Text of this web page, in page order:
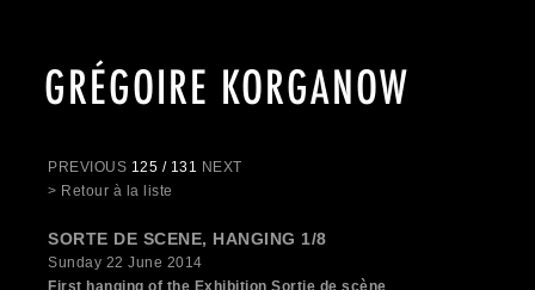
GRÉGOIRE KORGANOW
PREVIOUS 125 / 131 NEXT
> Retour à la liste
SORTE DE SCENE, HANGING 1/8
Sunday 22 June 2014
First hanging of the Exhibition Sortie de scène